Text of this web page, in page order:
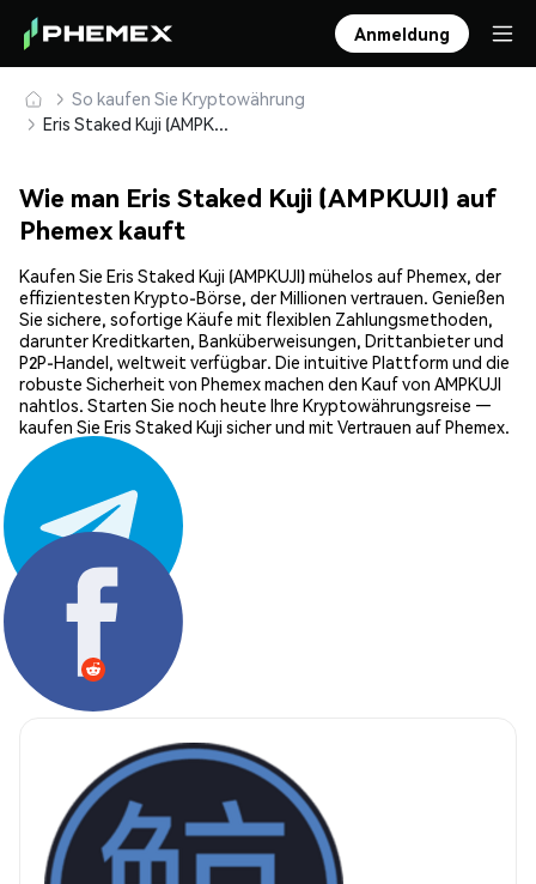
Anmeldung
So kaufen Sie Kryptowährung
Eris Staked Kuji (AMPKUJI) sicher kaufen und speichern
Wie man Eris Staked Kuji (AMPKUJI) auf
Phemex kauft
Kaufen Sie Eris Staked Kuji (AMPKUJI) mühelos auf Phemex, der
effizientesten Krypto-Börse, der Millionen vertrauen. Genießen
Sie sichere, sofortige Käufe mit flexiblen Zahlungsmethoden,
darunter Kreditkarten, Banküberweisungen, Drittanbieter und
P2P-Handel, weltweit verfügbar. Die intuitive Plattform und die
robuste Sicherheit von Phemex machen den Kauf von AMPKUJI
nahtlos. Starten Sie noch heute Ihre Kryptowährungsreise —
kaufen Sie Eris Staked Kuji sicher und mit Vertrauen auf Phemex.
Teilen: